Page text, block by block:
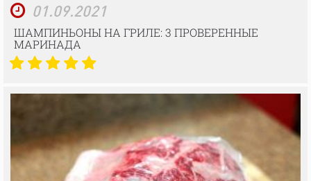
01.09.2021
ШАМПИНЬОНЫ НА ГРИЛЕ: 3 ПРОВЕРЕННЫЕ
МАРИНАДА